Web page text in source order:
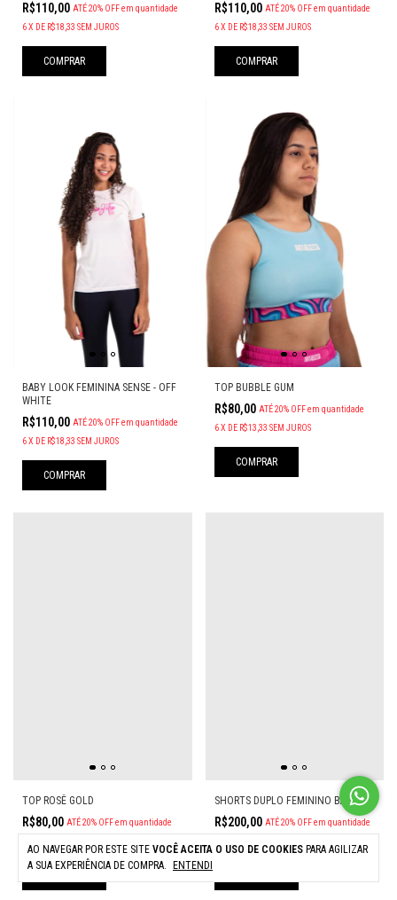
AO NAVEGAR POR ESTE SITE VOCÊ ACEITA O USO DE COOKIES PARA AGILIZAR
A SUA EXPERIÊNCIA DE COMPRA.
ENTENDI
R$110,00 ATÉ 20% OFFem quantidade
6X DE R$18,33 SEM JUROS
COMPRAR
R$110,00 ATÉ 20% OFF em quantidade
6 X DE R$18,33 SEM JUROS
COMPRAR
BABY LOOK FEMININA SENSE - OFF
WHITE
R$110,00 ATÉ 20% OFFem quantidade
6X DE R$18,33 SEM JUROS
COMPRAR
TOP BUBBLE GUM
R$80,00 ATÉ 20% OFF em quantidade
6 X DE R$13,33 SEM JUROS
COMPRAR
TOP ROSÊ GOLD
R$80,00 ATÉ 20% OFFem quantidade
SHORTS DUPLO FEMININO BASICO
R$200,00 ATÉ 20% OFF em quantidade